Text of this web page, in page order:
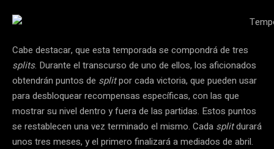
Cabe destacar, que esta temporada se compondrá de tres
splits. Durante el transcurso de uno de ellos, los aficionados
obtendrán puntos de splitpor cada victoria, que pueden usar
para desbloquear recompensas específicas, con las que
mostrar su nivel dentro y fuera de las partidas. Estos puntos
se restablecen una vez terminado el mismo. Cada splitdurará
unos tres meses, y el primero finalizará a mediados de abril.